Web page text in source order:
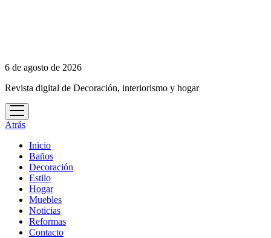
6 de agosto de 2026
Revista digital de Decoración, interiorismo y hogar
abrir
menú
Atrás
Inicio
Baños
Decoración
Estilo
Hogar
Muebles
Noticias
Reformas
Contacto